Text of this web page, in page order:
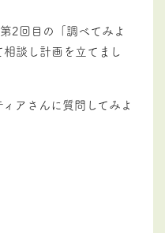
2回目の「調べてみよ
談し計画を立てまし
アさんに質問してみよ